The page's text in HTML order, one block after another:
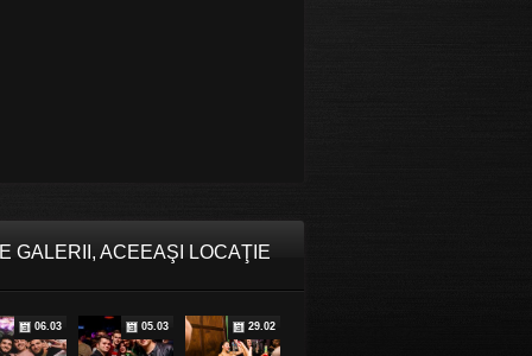
GALERII, ACEEAŞI LOCAŢIE
06.03 05.03 29.02